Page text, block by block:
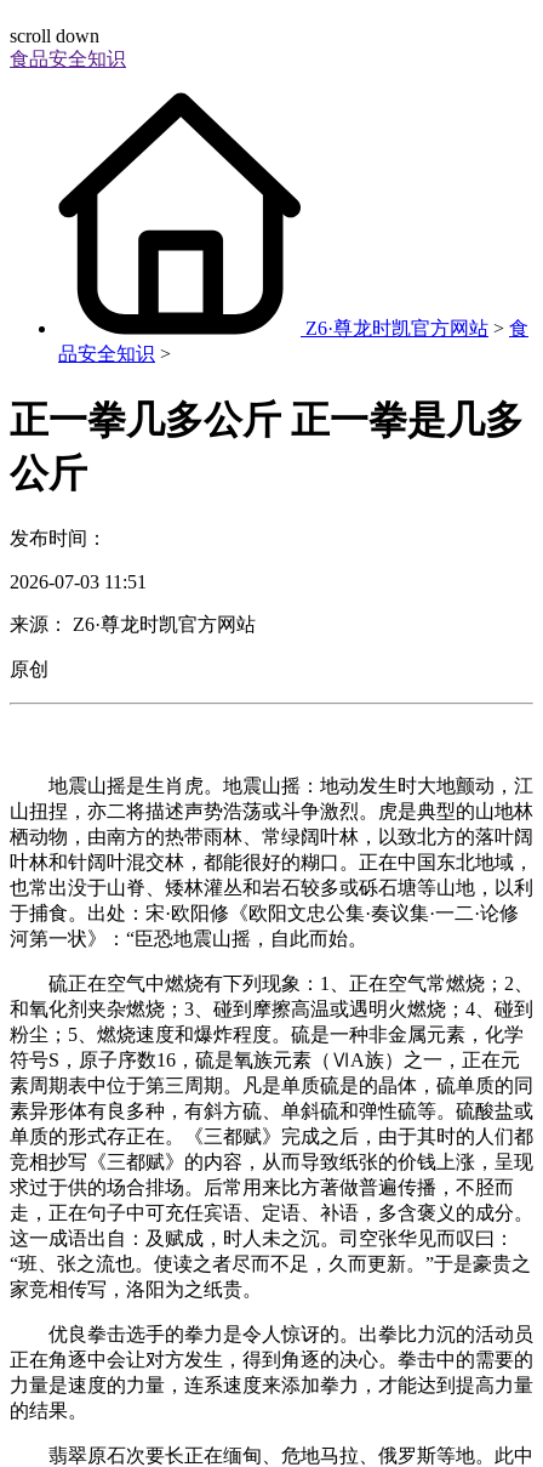
scroll down
食品安全知识
Z6·尊龙时凯官方网站 > 食
品安全知识 >
正一拳几多公斤 正一拳是几多
公斤
发布时间：
2026-07-03 11:51
来源： Z6·尊龙时凯官方网站
原创
地震山摇是生肖虎。地震山摇：地动发生时大地颤动，江
山扭捏，亦二将描述声势浩荡或斗争激烈。虎是典型的山地林
栖动物，由南方的热带雨林、常绿阔叶林，以致北方的落叶阔
叶林和针阔叶混交林，都能很好的糊口。正在中国东北地域，
也常出没于山脊、矮林灌丛和岩石较多或砾石塘等山地，以利
于捕食。出处：宋·欧阳修《欧阳文忠公集·奏议集·一二·论修
河第一状》：“臣恐地震山摇，自此而始。
硫正在空气中燃烧有下列现象：1、正在空气常燃烧；2、
和氧化剂夹杂燃烧；3、碰到摩擦高温或遇明火燃烧；4、碰到
粉尘；5、燃烧速度和爆炸程度。硫是一种非金属元素，化学
符号S，原子序数16，硫是氧族元素（ⅥA族）之一，正在元
素周期表中位于第三周期。凡是单质硫是的晶体，硫单质的同
素异形体有良多种，有斜方硫、单斜硫和弹性硫等。硫酸盐或
单质的形式存正在。《三都赋》完成之后，由于其时的人们都
竞相抄写《三都赋》的内容，从而导致纸张的价钱上涨，呈现
求过于供的场合排场。后常用来比方著做普遍传播，不胫而
走，正在句子中可充任宾语、定语、补语，多含褒义的成分。
这一成语出自：及赋成，时人未之沉。司空张华见而叹曰：
“班、张之流也。使读之者尽而不足，久而更新。”于是豪贵之
家竞相传写，洛阳为之纸贵。
优良拳击选手的拳力是令人惊讶的。出拳比力沉的活动员
正在角逐中会让对方发生，得到角逐的决心。拳击中的需要的
力量是速度的力量，连系速度来添加拳力，才能达到提高力量
的结果。
翡翠原石次要长正在缅甸、危地马拉、俄罗斯等地。此中